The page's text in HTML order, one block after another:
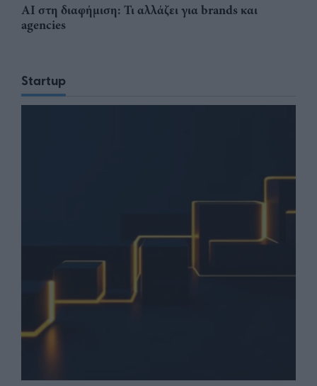
AI στη διαφήμιση: Τι αλλάζει για brands και
agencies
Startup